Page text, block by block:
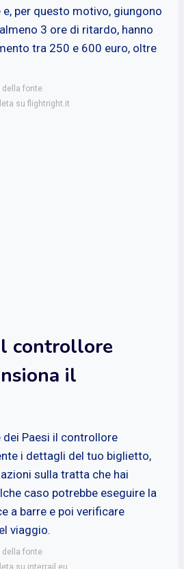
per questo motivo, giungono
3 ore di ritardo, hanno
tra 250 e 600 euro, oltre
della fonte
su flightright.it
controllore
il
Paesi il controllore
i dettagli del tuo biglietto,
sulla tratta che hai
caso potrebbe eseguire la
a barre e poi verificare
viaggio.
della fonte
su interrail.eu